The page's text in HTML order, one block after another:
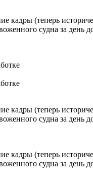
кадры (теперь
судна за день
кадры (теперь
судна за день
кадры (теперь
судна за день